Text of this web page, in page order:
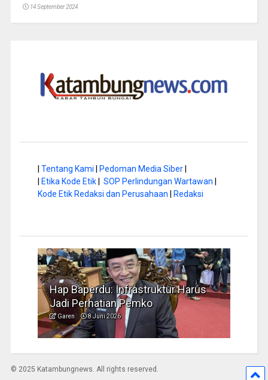
14 September 2024
Tentang Kami Pedoman Media Siber|
Etika Kode Etik| SOP Perlindungan Wartawan
Kode Etik Redaksi dan Perusahaan
Redaksi
Hap Baperdu: Infrastruktur Harus
Jadi Perhatian Pemko
8 Juni 2026
Musim
Pengelolaan
© 2025 Katambungnews. All rights reserved.